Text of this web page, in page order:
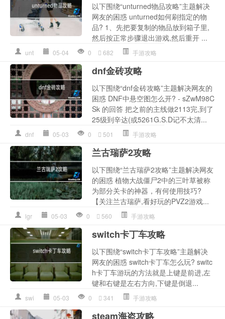
以下围绕“unturned物品攻略”主题解决
网友的困惑 unturned如何刷指定的物
品? 1、先把要复制的物品放到箱子里,
然后按正常步骤退出游戏,然后重开 ...
unt 05-04 0 682 手游攻略
dnf金砖攻略
以下围绕“dnf金砖攻略”主题解决网友的
困惑 DNF中悬空图怎么开? - sZwM98C
Sk 的回答 把之前的主线做2113完,到了
25级到辛达(或5261G.S.D记不太清...
dnf 05-03 0 501 手游攻略
兰古瑞萨2攻略
以下围绕“兰古瑞萨2攻略”主题解决网友
的困惑 植物大战僵尸2中的三叶草被称
为部分关卡的神器，有何使用技巧?
【关注兰古瑞萨,看好玩的PVZ2游戏...
lgr 05-03 0 560 手游攻略
switch卡丁车攻略
以下围绕“switch卡丁车攻略”主题解决
网友的困惑 switch卡丁车怎么玩? switc
h卡丁车游玩的方法就是上键是前进,左
键和右键是左右方向,下键是倒退...
swi 05-03 0 341 手游攻略
steam海盗攻略